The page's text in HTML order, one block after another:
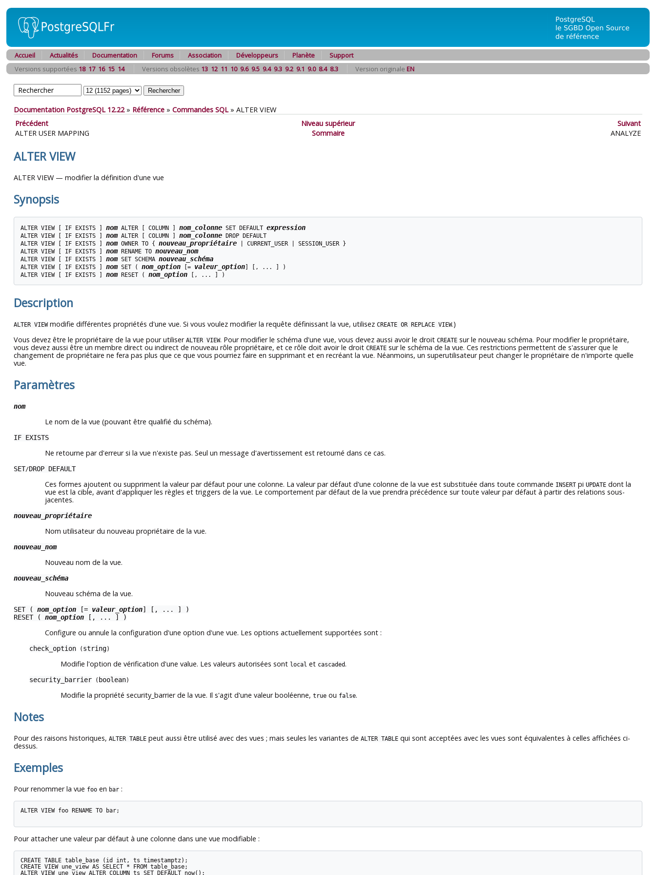
Accueil Actualités Documentation Forums Association Développeurs Planète
Support
Versions supportées 18 17 16 15 14 Versions obsolètes 13 12 11 10 9.6 9.5 9.4 9.3 9.2 9.1 9.0 8.4 8.3 Version originale EN
Documentation PostgreSQL 12.22» Référence » Commandes SQL» ALTER VIEW
Précédent
Niveau supérieur
Suivant
ALTER USER MAPPING
Sommaire ANALYZE
ALTER VIEW
ALTER VIEW — modifier la définition d'une vue
Synopsis
ALTER VIEW [ IF EXISTS ] nom ALTER [ COLUMN ] nom_colonne SET DEFAULT expression
ALTER VIEW [ IF EXISTS ] nom ALTER [ COLUMN ] nom_colonne DROP DEFAULT
ALTER VIEW [ IF EXISTS ] nom OWNER TO { nouveau_propriétaire | CURRENT_USER | SESSION_USER }
ALTER VIEW [ IF EXISTS ] nom RENAME TO nouveau_nom
ALTER VIEW [ IF EXISTS ] nom SET SCHEMA nouveau_schéma
ALTER VIEW [ IF EXISTS ] nom SET ( nom_option [= valeur_option] [, ... ] )
ALTER VIEW [ IF EXISTS ] nom RESET ( nom_option [, ... ] )
Description
ALTER VIEWmodifie différentes propriétés d'une vue. Si vous voulez modifier la requête définissant la vue, utilisez CREATE OR REPLACE VIEW.)
Vous devez être le propriétaire de la vue pour utiliser ALTER VIEW. Pour modifier le schéma d'une vue, vous devez aussi avoir le droit CREATE sur le nouveau schéma. Pour modifier le propriétaire,
vous devez aussi être un membre direct ou indirect de nouveau rôle propriétaire, et ce rôle doit avoir le droit CREATE sur le schéma de la vue. Ces restrictions permettent de s'assurer que le
changement de propriétaire ne fera pas plus que ce que vous pourriez faire en supprimant et en recréant la vue. Néanmoins, un superutilisateur peut changer le propriétaire de n'importe quelle
vue.
Paramètres
nom
Le nom de la vue (pouvant être qualifié du schéma).
IF EXISTS
Ne retourne par d'erreur si la vue n'existe pas. Seul un message d'avertissement est retourné dans ce cas.
SET/DROP DEFAULT
Ces formes ajoutent ou suppriment la valeur par défaut pour une colonne. La valeur par défaut d'une colonne de la vue est substituée dans toute commande INSERT pi UPDATE dont la
vue est la cible, avant d'appliquer les règles et triggers de la vue. Le comportement par défaut de la vue prendra précédence sur toute valeur par défaut à partir des relations sous-
jacentes.
nouveau_propriétaire
Nom utilisateur du nouveau propriétaire de la vue.
nouveau_nom
Nouveau nom de la vue.
nouveau_schéma
Nouveau schéma de la vue.
SET ( nom_option [= valeur_option] [, ... ] )
RESET ( nom_option [, ... ] )
Configure ou annule la configuration d'une option d'une vue. Les options actuellement supportées sont :
check_option ( string)
Modifie l'option de vérification d'une value. Les valeurs autorisées sont local et cascaded.
security_barrier ( boolean)
Modifie la propriété security_barrier de la vue. Il s'agit d'une valeur booléenne, true ou false.
Notes
Pour des raisons historiques, ALTER TABLE peut aussi être utilisé avec des vues ; mais seules les variantes de ALTER TABLE qui sont acceptées avec les vues sont équivalentes à celles affichées ci-
dessus.
Exemples
Pour renommer la vue foo en bar :
ALTER VIEW foo RENAME TO bar;
Pour attacher une valeur par défaut à une colonne dans une vue modifiable :
CREATE TABLE table_base (id int, ts timestamptz);
CREATE VIEW une_view AS SELECT * FROM table_base;
ALTER VIEW une_view ALTER COLUMN ts SET DEFAULT now();